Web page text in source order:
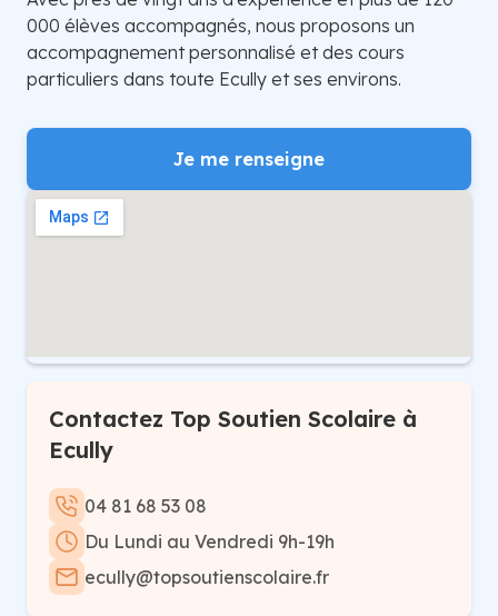
000 élèves accompagnés, nous proposons un
accompagnement personnalisé et des cours
particuliers dans toute Ecully et ses environs.
Je me renseigne
Contactez Top Soutien Scolaire à
Ecully
04 81 68 53 08
Du Lundi au Vendredi 9h-19h
ecully@topsoutienscolaire.fr